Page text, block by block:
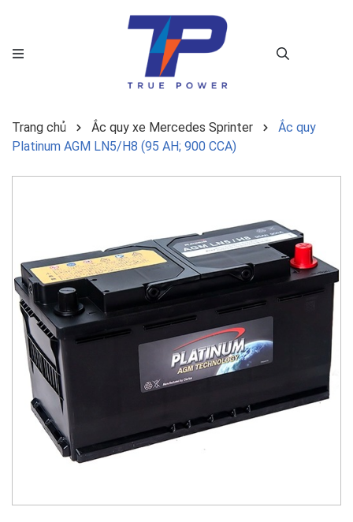
Trang chủ Ắc quy xe Mercedes Sprinter
Ắc quy
Platinum AGM LN5/H8 (95 AH; 900 CCA)